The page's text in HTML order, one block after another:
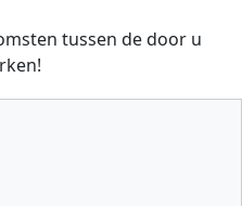
tussen de door u